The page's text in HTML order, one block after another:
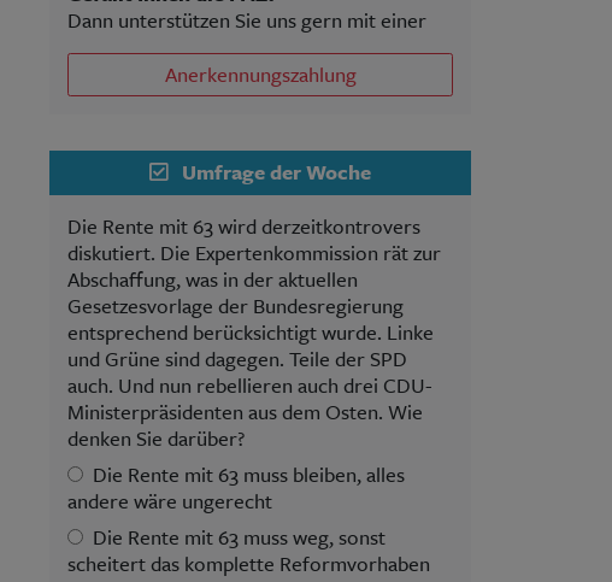
Dann unterstützen Sie uns gern mit einer
Anerkennungszahlung
Umfrage der Woche
Die Rente mit 63 wird derzeitkontrovers
diskutiert. Die Expertenkommission rät zur
Abschaffung, was in der aktuellen
Gesetzesvorlage der Bundesregierung
entsprechend berücksichtigt wurde. Linke
und Grüne sind dagegen. Teile der SPD
auch. Und nun rebellieren auch drei CDU-
Ministerpräsidenten aus dem Osten. Wie
denken Sie darüber?
Die Rente mit 63 muss bleiben, alles
andere wäre ungerecht
Die Rente mit 63 muss weg, sonst
scheitert das komplette Reformvorhaben